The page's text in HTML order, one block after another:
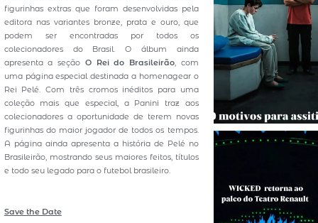
figurinhas extras que foram desenvolvidas pela
editora nas variantes bronze, prata e ouro, que
podem ser encontradas por todos os
colecionadores do Brasil. O álbum ainda
apresenta a seção O Rei do Brasileirão, com
uma página especial destinada a homenagear o
Rei Pelé. Com três cromos inéditos para uma
coleção mais que especial, a Panini traz aos
colecionadores a oportunidade de terem novas
figurinhas do maior jogador de todos os tempos.
A página ainda apresenta a história de Pelé no
Brasileirão, mostrando seus maiores feitos, títulos
e todo seu legado para o futebol brasileiro.
Save the Date